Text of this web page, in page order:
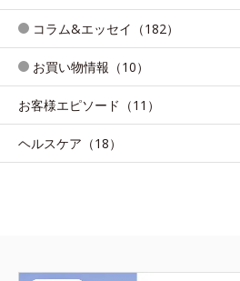
コラム&エッセイ（182）
お買い物情報（10）
お客様エピソード（11）
ヘルスケア（18）